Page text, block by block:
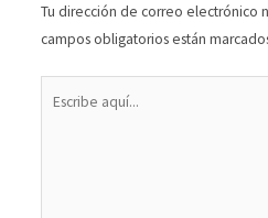
Tu dirección de correo electrónico
campos obligatorios están